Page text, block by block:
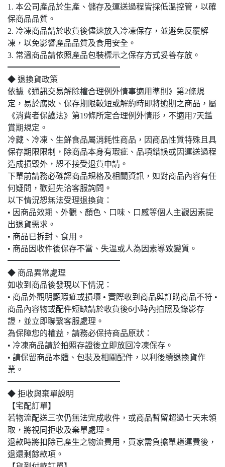
1. 本公司產品於生產、儲存及運送過程皆採低溫控管，以確
保商品品質。
2. 冷凍商品請於收貨後儘速放入冷凍保存，並避免反覆解
凍，以免影響產品品質及食用安全。
3. 常溫商品請依照產品包裝標示之保存方式妥善存放。
━━━━━━━━━━━━━━
◆ 退換貨政策
依據《通訊交易解除權合理例外情事適用準則》第2條規
定，易於腐敗、保存期限較短或解約時即將逾期之商品，屬
《消費者保護法》第19條所定合理例外情形，不適用7天鑑
賞期規定。
冷藏、冷凍、生鮮食品屬消耗性商品，因商品性質特殊且具
保存期限限制，除商品本身有瑕疵、品項錯誤或因運送過程
造成損毀外，恕不接受退貨申請。
下單前請務必確認商品規格及相關資訊，如對商品內容有任
何疑問，歡迎先洽客服詢問。
以下情況恕無法受理退換貨：
• 因商品效期、外觀、顏色、口味、口感等個人主觀因素提
出退貨需求。
• 商品已拆封、食用。
• 商品因收件後保存不當、失溫或人為因素導致變質。
━━━━━━━━━━━━━━
◆ 商品異常處理
如收到商品後發現以下情況：
• 商品外觀明顯瑕疵或損壞 • 實際收到商品與訂購商品不符 •
商品內容物或配件短缺請於收貨後6小時內拍照及錄影存
證，並立即聯繫客服處理。
為保障您的權益，請務必保持商品原狀：
• 冷凍商品請於拍照存證後立即放回冷凍保存。
• 請保留商品本體、包裝及相關配件，以利後續退換貨作
業。
━━━━━━━━━━━━━━
◆ 拒收與棄單說明
【宅配訂單】
若物流配送三次仍無法完成收件，或商品暫留超過七天未領
取，將視同拒收及棄單處理。
退款時將扣除已產生之物流費用，買家需負擔單趟運費後，
退還剩餘款項。